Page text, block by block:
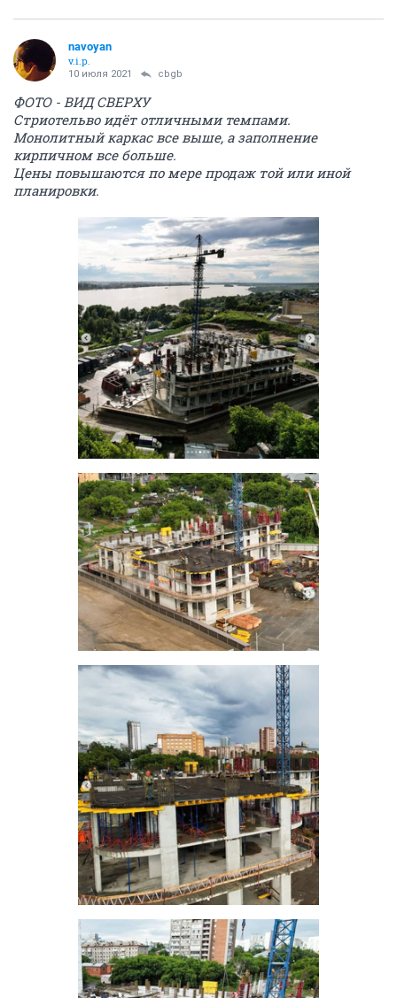
navoyan
v.i.p.
10 июля 2021 cbgb
ФОТО - ВИД СВЕРХУ
Стриотельво идёт отличными темпами.
Монолитный каркас все выше, а заполнение
кирпичном все больше.
Цены повышаются по мере продаж той или иной
планировки.